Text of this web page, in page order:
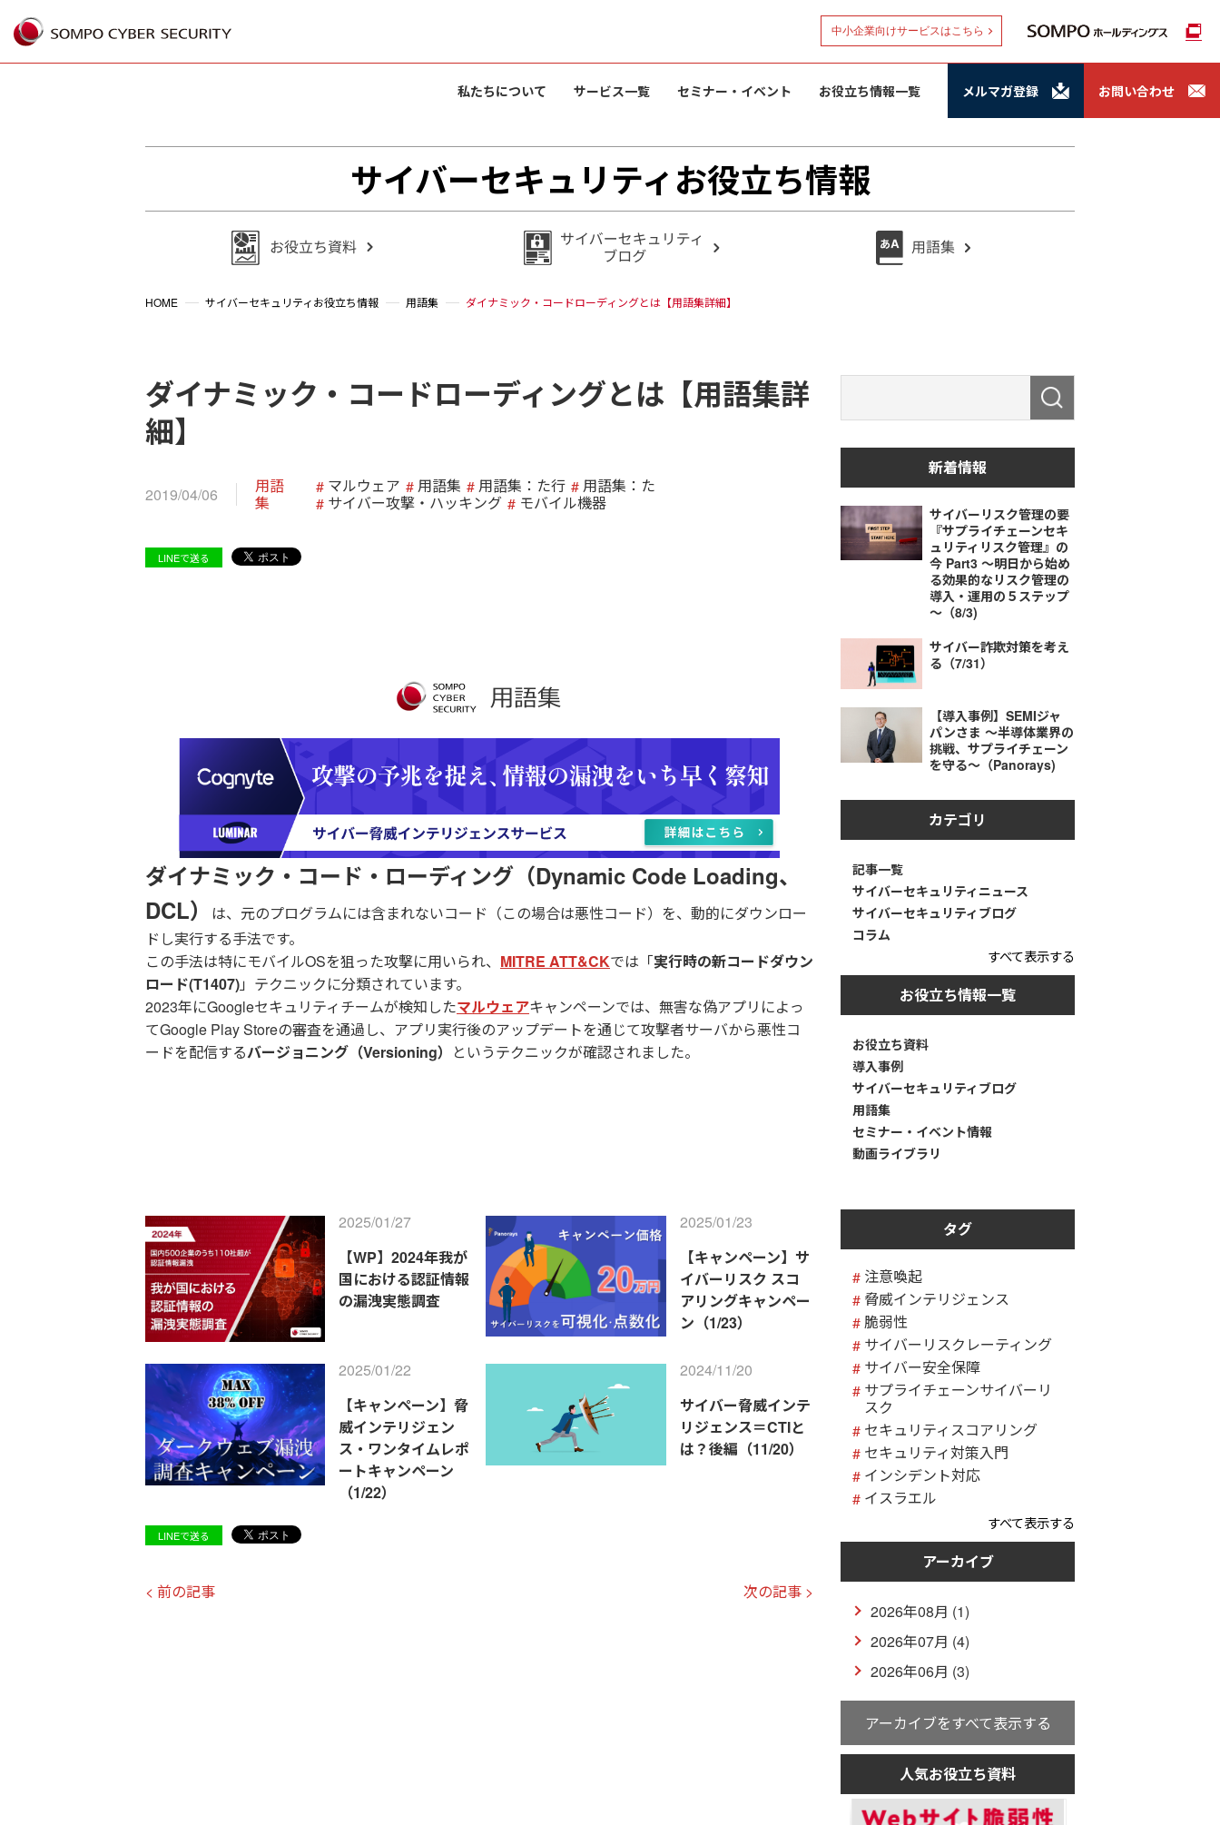
中小企業向けサービスはこちら
私たちについて サービス一覧 セミナー・イベント お役立ち情報一覧 メルマガ登録 お問い合わせ
サイバーセキュリティお役立ち情報
HOME サイバーセキュリティお役立ち情報 用語集 ダイナミック・コードローディングとは【用語集詳細】
ダイナミック・コードローディングとは【用語集詳
細】
2019/04/06
用語
集
マルウェア 用語集 用語集：た行
用語集：た
サイバー攻撃・ハッキング
モバイル機器
LINEで送る
ダイナミック・コード・ローディング（Dynamic Code Loading、
DCL）
は、元のプログラムには含まれないコード（この場合は悪性コード）を、動的にダウンロー
ドし実行する手法です。
この手法は特にモバイルOSを狙った攻撃に用いられ、 MITRE ATT&CKでは「実行時の新コードダウン
ロード(T1407)」テクニックに分類されています。
2023年にGoogleセキュリティチームが検知したマルウェアキャンペーンでは、無害な偽アプリによっ
てGoogle Play Storeの審査を通過し、アプリ実行後のアップデートを通じて攻撃者サーバから悪性コ
ードを配信するバージョニング（Versioning） というテクニックが確認されました。
2025/01/27
【WP】2024年我が
国における認証情報
の漏洩実態調査
2025/01/23
【キャンペーン】サ
イバーリスク スコ
アリングキャンペー
ン（1/23）
2025/01/22
【キャンペーン】脅
威インテリジェン
ス・ワンタイムレポ
ートキャンペーン
（1/22）
2024/11/20
サイバー脅威インテ
リジェンス＝CTIと
は？後編（11/20）
LINEで送る
< 前の記事 次の記事 >
新着情報
サイバーリスク管理の要
『サプライチェーンセキ
ュリティリスク管理』の
今 Part3 ～明日から始め
る効果的なリスク管理の
導入・運用の５ステップ
～（8/3)
サイバー詐欺対策を考え
る（7/31）
【導入事例】SEMIジャ
パンさま ～半導体業界の
挑戦、サプライチェーン
を守る～（Panorays)
カテゴリ
記事一覧
サイバーセキュリティニュース
サイバーセキュリティブログ
コラム
すべて表示する
お役立ち情報一覧
お役立ち資料
導入事例
サイバーセキュリティブログ
用語集
セミナー・イベント情報
動画ライブラリ
タグ
注意喚起
脅威インテリジェンス
脆弱性
サイバーリスクレーティング
サイバー安全保障
サプライチェーンサイバーリ
スク
セキュリティスコアリング
セキュリティ対策入門
インシデント対応
イスラエル
すべて表示する
アーカイブ
2026年08月 (1)
2026年07月 (4)
2026年06月 (3)
アーカイブをすべて表示する
人気お役立ち資料